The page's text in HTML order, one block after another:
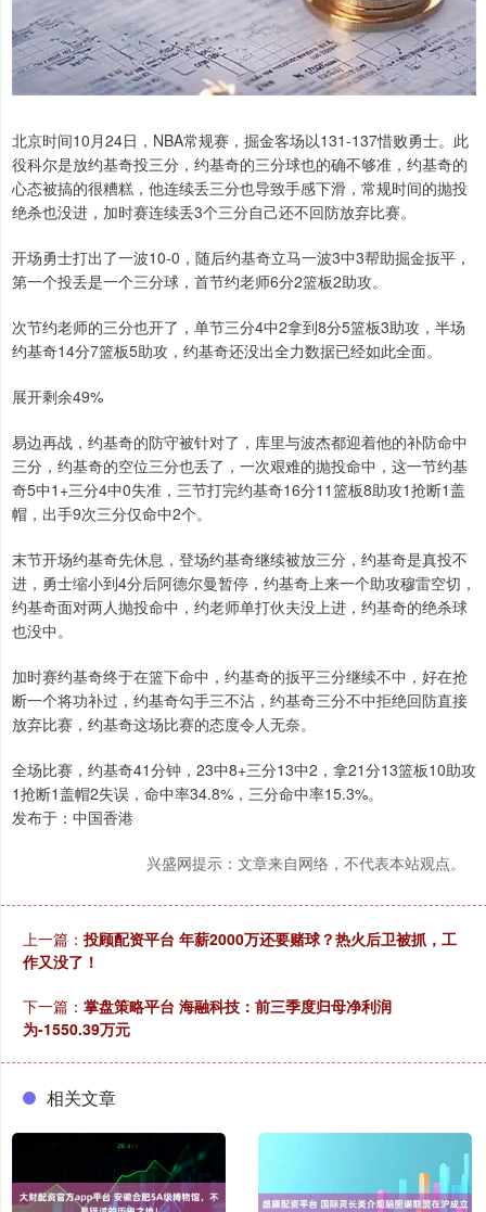
北京时间10月24日，NBA常规赛，掘金客场以131-137惜败勇士。此
役科尔是放约基奇投三分，约基奇的三分球也的确不够准，约基奇的
心态被搞的很糟糕，他连续丢三分也导致手感下滑，常规时间的抛投
绝杀也没进，加时赛连续丢3个三分自己还不回防放弃比赛。
开场勇士打出了一波10-0，随后约基奇立马一波3中3帮助掘金扳平，
第一个投丢是一个三分球，首节约老师6分2篮板2助攻。
次节约老师的三分也开了，单节三分4中2拿到8分5篮板3助攻，半场
约基奇14分7篮板5助攻，约基奇还没出全力数据已经如此全面。
展开剩余49%
易边再战，约基奇的防守被针对了，库里与波杰都迎着他的补防命中
三分，约基奇的空位三分也丢了，一次艰难的抛投命中，这一节约基
奇5中1+三分4中0失准，三节打完约基奇16分11篮板8助攻1抢断1盖
帽，出手9次三分仅命中2个。
末节开场约基奇先休息，登场约基奇继续被放三分，约基奇是真投不
进，勇士缩小到4分后阿德尔曼暂停，约基奇上来一个助攻穆雷空切，
约基奇面对两人抛投命中，约老师单打伙夫没上进，约基奇的绝杀球
也没中。
加时赛约基奇终于在篮下命中，约基奇的扳平三分继续不中，好在抢
断一个将功补过，约基奇勾手三不沾，约基奇三分不中拒绝回防直接
放弃比赛，约基奇这场比赛的态度令人无奈。
全场比赛，约基奇41分钟，23中8+三分13中2，拿21分13篮板10助攻
1抢断1盖帽2失误，命中率34.8%，三分命中率15.3%。
发布于：中国香港
兴盛网提示：文章来自网络，不代表本站观点。
上一篇： 投顾配资平台 年薪2000万还要赌球？热火后卫被抓，工
作又没了！
下一篇： 掌盘策略平台 海融科技：前三季度归母净利润
为-1550.39万元
相关文章